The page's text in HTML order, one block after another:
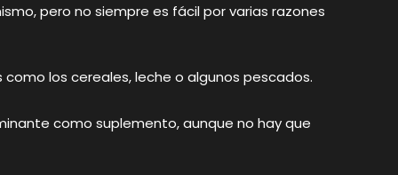
pero no siempre es fácil por varias razones
los cereales, leche o algunos pescados.
como suplemento, aunque no hay que